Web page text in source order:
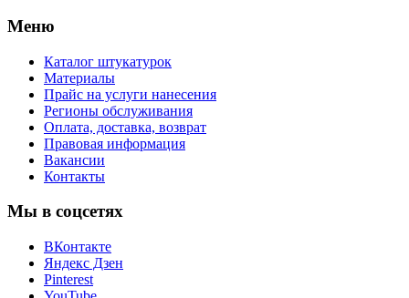
Меню
Каталог штукатурок
Материалы
Прайс на услуги нанесения
Регионы обслуживания
Оплата, доставка, возврат
Правовая информация
Вакансии
Контакты
Мы в соцсетях
ВКонтакте
Яндекс Дзен
Pinterest